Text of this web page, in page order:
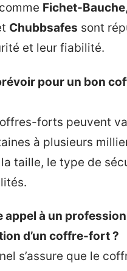
Fichet-Bauche,
Chubbsafes sont
et leur fiabilité.
pour un bon
forts peuvent
à plusieurs
la taille, le type de
appel à un
d’un coffre-fort ?
s’assure que le